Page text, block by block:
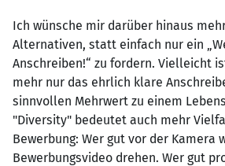
Ich wünsche mir darüber hinaus
Alternativen, statt einfach nur ein
Anschreiben!“ zu fordern. Vielleicht
mehr nur das ehrlich klare
sinnvollen Mehrwert zu einem
"Diversity" bedeutet auch mehr
Bewerbung: Wer gut vor der Kamera
Bewerbungsvideo drehen. Wer gut